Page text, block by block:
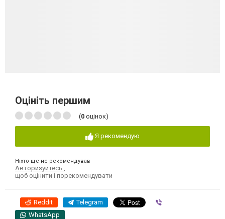
Оцініть першим
(0 оцінок)
Я рекомендую
Ніхто ще не рекомендував
Авторизуйтесь
щоб оцінити і порекомендувати
Reddit Telegram
WhatsApp